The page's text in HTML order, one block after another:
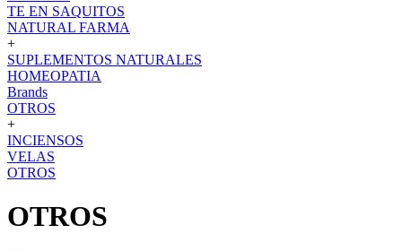
TE EN SAQUITOS
NATURAL FARMA
+
SUPLEMENTOS NATURALES
HOMEOPATIA
Brands
OTROS
+
INCIENSOS
VELAS
OTROS
OTROS